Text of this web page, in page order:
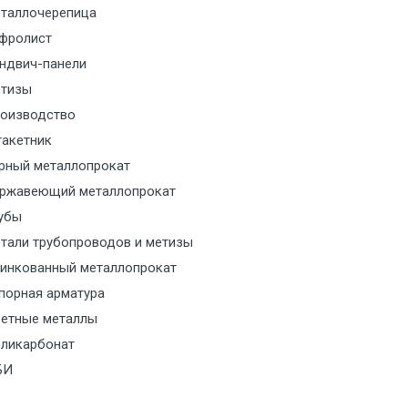
за МКАД
за МКАД
с транспортным
с транспортным
с транспортным
панели
металлопрокат
металлопрокат
трубопроводов и метизы
металлопрокат
арматура
металлы